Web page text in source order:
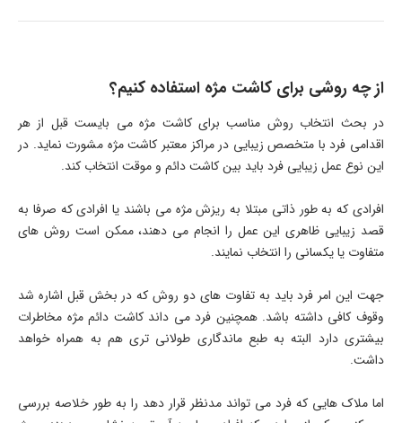
از چه روشی برای کاشت مژه استفاده کنیم؟
در بحث انتخاب روش مناسب برای کاشت مژه می بایست قبل از هر
اقدامی فرد با متخصص زیبایی در مراکز معتبر کاشت مژه مشورت نماید. در
این نوع عمل زیبایی فرد باید بین کاشت دائم و موقت انتخاب کند.
افرادی که به طور ذاتی مبتلا به ریزش مژه می باشند یا افرادی که صرفا به
قصد زیبایی ظاهری این عمل را انجام می دهند، ممکن است روش های
متفاوت یا یکسانی را انتخاب نمایند.
جهت این امر فرد باید به تفاوت های دو روش که در بخش قبل اشاره شد
وقوف کافی داشته باشد. همچنین فرد می داند کاشت دائم مژه مخاطرات
بیشتری دارد البته به طبع ماندگاری طولانی تری هم به همراه خواهد
داشت.
اما ملاک هایی که فرد می تواند مدنظر قرار دهد را به طور خلاصه بررسی